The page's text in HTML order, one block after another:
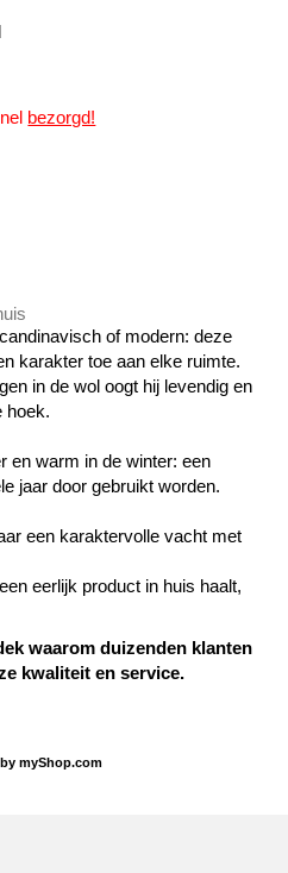
bezorgd!
of modern: deze
karakter toe aan elke ruimte.
in de wol oogt hij levendig en
hoek.
en warm in de winter: een
jaar door gebruikt worden.
een karaktervolle vacht met
eerlijk product in huis haalt,
waarom duizenden klanten
kwaliteit en service.
myShop.com